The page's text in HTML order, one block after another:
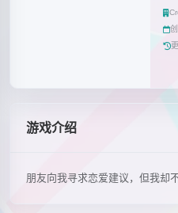
游戏介绍
朋友向我寻求恋爱建议，但我却